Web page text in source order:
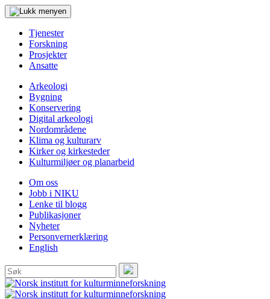
Tjenester
Forskning
Prosjekter
Ansatte
Arkeologi
Bygning
Konservering
Digital arkeologi
Nordområdene
Klima og kulturarv
Kirker og kirkesteder
Kulturmiljøer og planarbeid
Om oss
Jobb i NIKU
Lenke til blogg
Publikasjoner
Nyheter
Personvernerklæring
English
Søk
etter:
Søk